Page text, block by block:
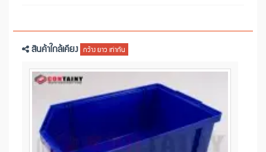
สินค้าใกล้เคียง กว้าง ยาว เท่ากัน